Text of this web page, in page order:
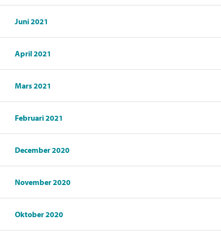
Juni 2021
April 2021
Mars 2021
Februari 2021
December 2020
November 2020
Oktober 2020